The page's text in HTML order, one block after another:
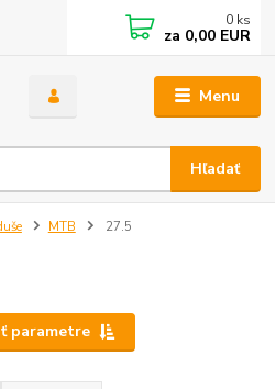
Menu
Hľadať
0 ks
za 0,00 EUR
MTB 27.5
parametre